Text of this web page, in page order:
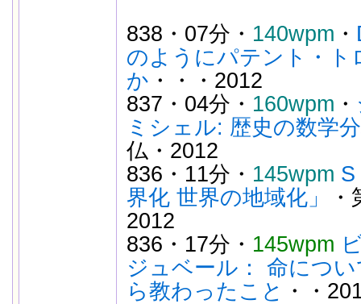
838・07分・ 140wpm ・
のようにパテント・ト
か ・・・2012
837・04分・ 160wpm ・
ミシェル: 歴史の数学
仏・2012
836・11分・ 145wpm S
界化 世界の地域化」
2012
836・17分・ 145wpm
ジュベール： 命につ
ら教わったこと ・・